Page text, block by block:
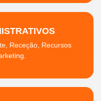
Receção, Recursos